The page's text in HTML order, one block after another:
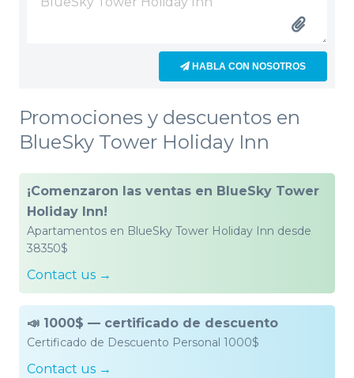
HABLA CON NOSOTROS
Promociones y descuentos en
BlueSky Tower Holiday Inn
¡Comenzaron las ventas en BlueSky Tower
Holiday Inn!
Apartamentos en BlueSky Tower Holiday Inn desde
38350$
Contact us →
📣 1000$ — сertificado de descuento
Certificado de Descuento Personal 1000$
Contact us →